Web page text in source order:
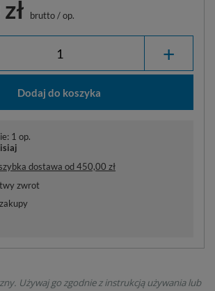
brutto/op.
+
Dodaj do koszyka
1 op.
dostawa od450,00 zł
zwrot
Używaj go zgodnie z instrukcją używania lub